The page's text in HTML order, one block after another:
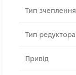
Тип зчеплення
Тип редуктора
Привід